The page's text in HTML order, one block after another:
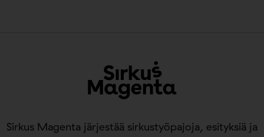
Sirkus Magenta järjestää sirkustyöpajoja, esityksiä ja